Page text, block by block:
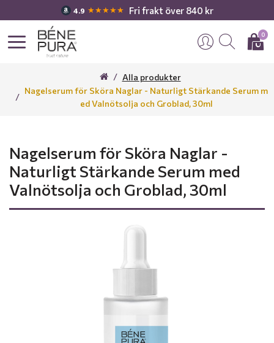
4.9 ★★★★★ Fri frakt över 840 kr
0
Alla produkter
Nagelserum för Sköra Naglar - Naturligt Stärkande Serum m
ed Valnötsolja och Groblad, 30ml
Nagelserum för Sköra Naglar -
Naturligt Stärkande Serum med
Valnötsolja och Groblad, 30ml